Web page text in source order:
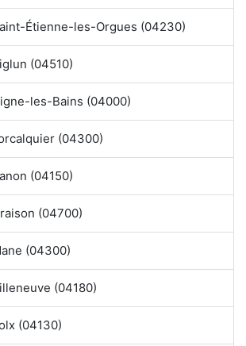
Étienne-les-Orgues (04230)
(04510)
les-Bains (04000)
(04300)
(04150)
(04700)
(04300)
(04180)
(04130)